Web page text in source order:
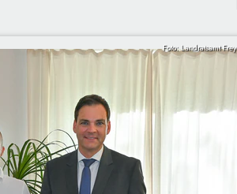
Foto: Landratsamt